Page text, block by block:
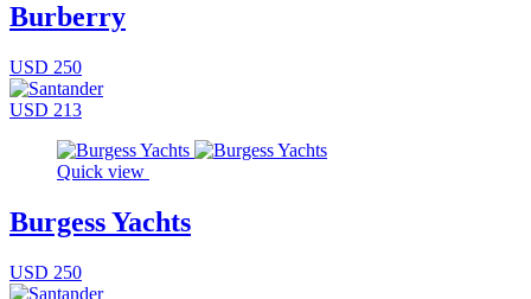
Burberry
USD 250
USD 213
Quick view
Burgess Yachts
USD 250